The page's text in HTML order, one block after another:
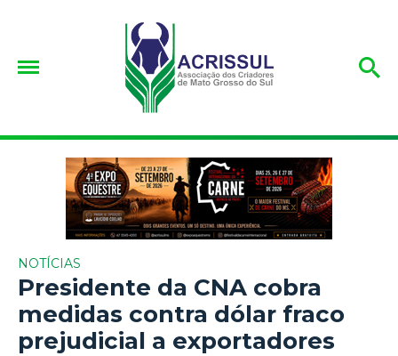
NOTÍCIAS
Presidente da CNA cobra
medidas contra dólar fraco
prejudicial a exportadores